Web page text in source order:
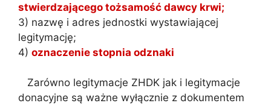
stwierdzającego tożsamość dawcy krwi;
3) nazwę i adres jednostki wystawiającej
legitymację;
4) oznaczenie stopnia odznaki
Zarówno legitymacje ZHDK jak i legitymacje
donacyjne są ważne wyłącznie z dokumentem